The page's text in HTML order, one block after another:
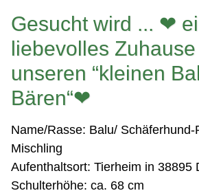
Gesucht wird ... ❤
liebevolles
unseren “kleinen
Bären“❤
Name/Rasse: Balu/ Schäferhund-
Mischling
Aufenthaltsort: Tierheim in 38895
Schulterhöhe: ca. 68 cm